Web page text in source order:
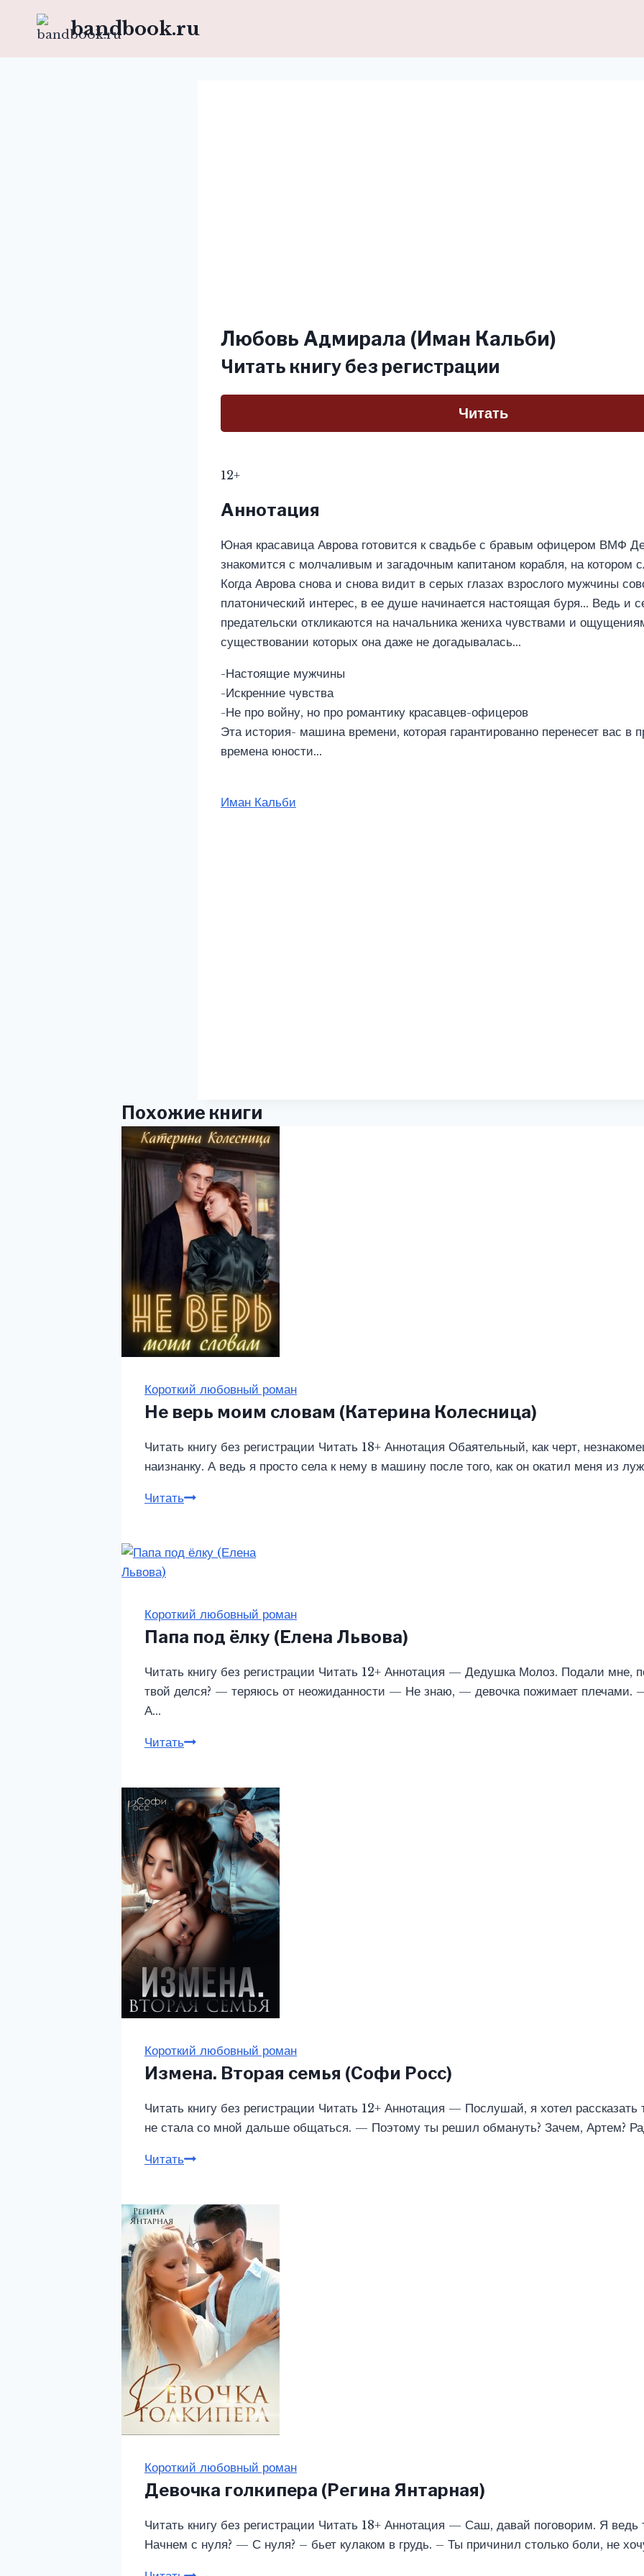
bandbook.ru
Любовь Адмирала (Иман Кальби)
Читать книгу без регистрации
Читать
12+
Аннотация
Юная красавица Аврова готовится к свадьбе с бравым офицером ВМФ
знакомится с молчаливым и загадочным капитаном корабля, на котором
Когда Аврова снова и снова видит в серых глазах взрослого мужчины
платонический интерес, в ее душе начинается настоящая буря… Ведь и
предательски откликаются на начальника жениха чувствами и
существовании которых она даже не догадывалась…
-Настоящие мужчины
-Искренние чувства
-Не про войну, но про романтику красавцев-офицеров
Эта история- машина времени, которая гарантированно перенесет вас в
времена юности…
Метки
Иман Кальби
Похожие книги
Короткий любовный роман
Не верь моим словам (Катерина Колесница)
Читать книгу без регистрации Читать 18+ Аннотация Обаятельный, как черт,
наизнанку. А ведь я просто села к нему в машину после того, как он окатил меня из
ЧитатьНе
словам
Короткий любовный роман
Папа под ёлку (Елена Львова)
Читать книгу без регистрации Читать 12+ Аннотация — Дедушка Молоз. Подали мне,
твой делся? — теряюсь от неожиданности — Не знаю, — девочка пожимает плечами.
А…
ЧитатьПапа
(Елена
Львова)
Короткий любовный роман
Измена. Вторая семья (Софи Росс)
Читать книгу без регистрации Читать 12+ Аннотация — Послушай, я хотел
не стала со мной дальше общаться. — Поэтому ты решил обмануть? Зачем, Артем?
ЧитатьИзмена.
(Софи
Росс)
Короткий любовный роман
Девочка голкипера (Регина Янтарная)
Читать книгу без регистрации Читать 18+ Аннотация — Саш, давай поговорим. Я
Начнем с нуля? — С нуля? – бьет кулаком в грудь. – Ты причинил столько боли, не